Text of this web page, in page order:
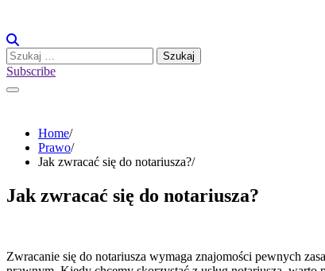
content
Szukaj:
Subscribe
Home
Prawo
Jak zwracać się do notariusza?
Jak zwracać się do notariusza?
Zwracanie się do notariusza wymaga znajomości pewnych